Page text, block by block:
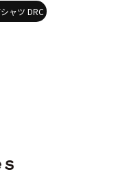
ャツ DRC